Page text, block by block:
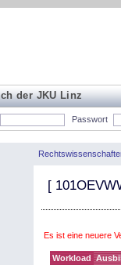
der JKU Linz
Passwort
[
Es ist eine neuere
Workload